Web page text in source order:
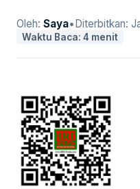
Oleh: Saya•Diterbitkan:
Waktu Baca: 4 menit